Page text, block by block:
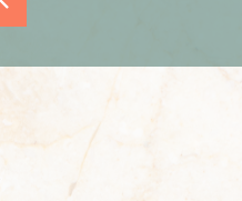
vacanciers